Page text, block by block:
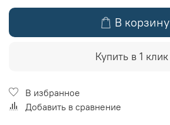
В корзину
Купить в 1 клик
В избранное
Добавить в сравнение